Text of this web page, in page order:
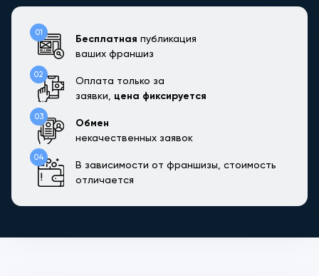
01
Бесплатная публикация
ваших франшиз
02
Оплата только за
заявки, цена фиксируется
03
Обмен
некачественных заявок
04
В зависимости от франшизы, стоимость
отличается